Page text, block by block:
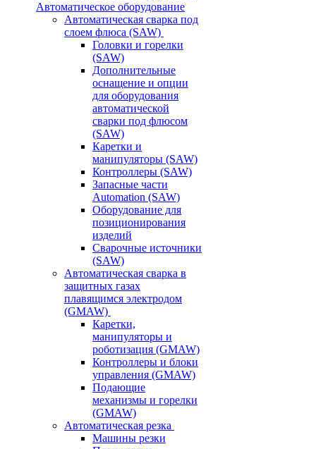
Автоматическое оборудование
Автоматическая сварка под
слоем флюса (SAW)
Головки и горелки
(SAW)
Дополнительные
оснащение и опции
для оборудования
автоматической
сварки под флюсом
(SAW)
Каретки и
манипуляторы (SAW)
Контроллеры (SAW)
Запасные части
Automation (SAW)
Оборудование для
позиционирования
изделий
Сварочные источники
(SAW)
Автоматическая сварка в
защитных газах
плавящимся электродом
(GMAW)
Каретки,
манипуляторы и
роботизация (GMAW)
Контроллеры и блоки
управления (GMAW)
Подающие
механизмы и горелки
(GMAW)
Автоматическая резка
Машины резки